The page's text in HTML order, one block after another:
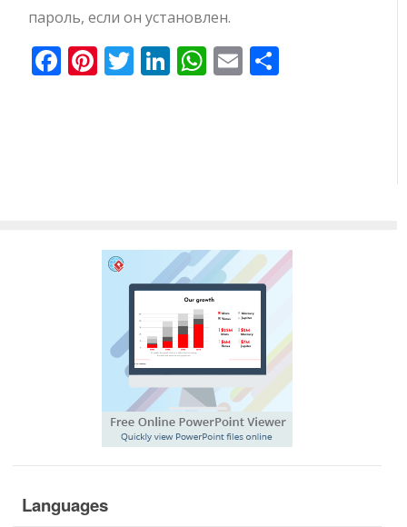
пароль, если он установлен.
Facebook
Pinterest
Twitter
LinkedIn
WhatsApp
Email
Languages